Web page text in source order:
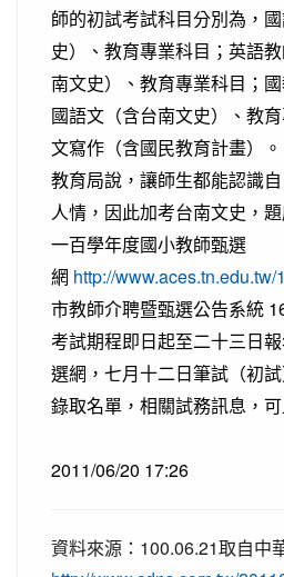
師的初試考試科目分別為，
史）、教育專業科目；英語
南文史）、教育專業科目；
國語文（含台南文史）、教
文寫作（含國民教育計畫）。
教育局說，讓師生都能認識
人情，因此加考台南文史，
一百學年度國小教師甄選
網 http://
市教師介聘暨甄選公告系統
考試期程即日起至二十三日
選網，七月十二日筆試（初
錄取名單，相關試務訊息，
2011/06/20 17:26
資料來源：100.06.21取自中